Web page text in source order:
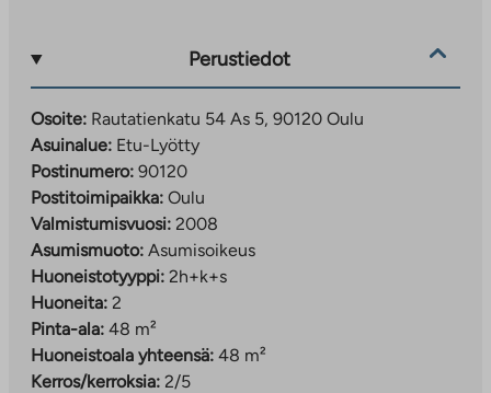
Perustiedot
Osoite: Rautatienkatu 54 As 5, 90120 Oulu
Asuinalue: Etu-Lyötty
Postinumero: 90120
Postitoimipaikka: Oulu
Valmistumisvuosi: 2008
Asumismuoto: Asumisoikeus
Huoneistotyyppi: 2h+k+s
Huoneita: 2
Pinta-ala: 48 m²
Huoneistoala yhteensä: 48 m²
Kerros/kerroksia: 2/5